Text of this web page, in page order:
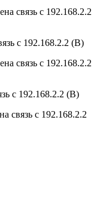
связь с 192.168.2.2
с 192.168.2.2 (B)
связь с 192.168.2.2
с 192.168.2.2 (B)
связь с 192.168.2.2